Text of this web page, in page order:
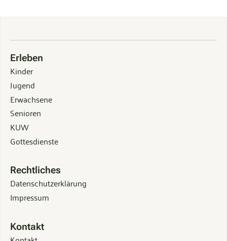
Erleben
Kinder
Jugend
Erwachsene
Senioren
KUW
Gottesdienste
Rechtliches
Datenschutzerklärung
Impressum
Kontakt